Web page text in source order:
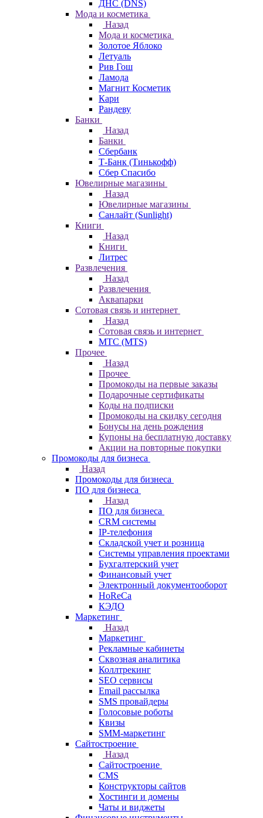
ДНС (DNS)
Мода и косметика
Назад
Мода и косметика
Золотое Яблоко
Летуаль
Рив Гош
Ламода
Магнит Косметик
Кари
Рандеву
Банки
Назад
Банки
Сбербанк
Т-Банк (Тинькофф)
Сбер Спасибо
Ювелирные магазины
Назад
Ювелирные магазины
Санлайт (Sunlight)
Книги
Назад
Книги
Литрес
Развлечения
Назад
Развлечения
Аквапарки
Сотовая связь и интернет
Назад
Сотовая связь и интернет
МТС (MTS)
Прочее
Назад
Прочее
Промокоды на первые заказы
Подарочные сертификаты
Коды на подписки
Промокоды на скидку сегодня
Бонусы на день рождения
Купоны на бесплатную доставку
Акции на повторные покупки
Промокоды для бизнеса
Назад
Промокоды для бизнеса
ПО для бизнеса
Назад
ПО для бизнеса
CRM системы
IP-телефония
Складской учет и розница
Системы управления проектами
Бухгалтерский учет
Финансовый учет
Электронный документооборот
HoReCa
КЭДО
Маркетинг
Назад
Маркетинг
Рекламные кабинеты
Cквозная аналитика
Коллтрекинг
SEO сервисы
Email расcылка
SMS провайдеры
Голосовые роботы
Квизы
SMM-маркетинг
Сайтостроение
Назад
Сайтостроение
CMS
Конструкторы сайтов
Хостинги и домены
Чаты и виджеты